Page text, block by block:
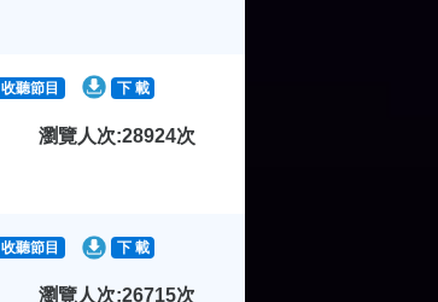
收聽節目 下 載
瀏覽人次:28924次
收聽節目 下 載
瀏覽人次:26715次